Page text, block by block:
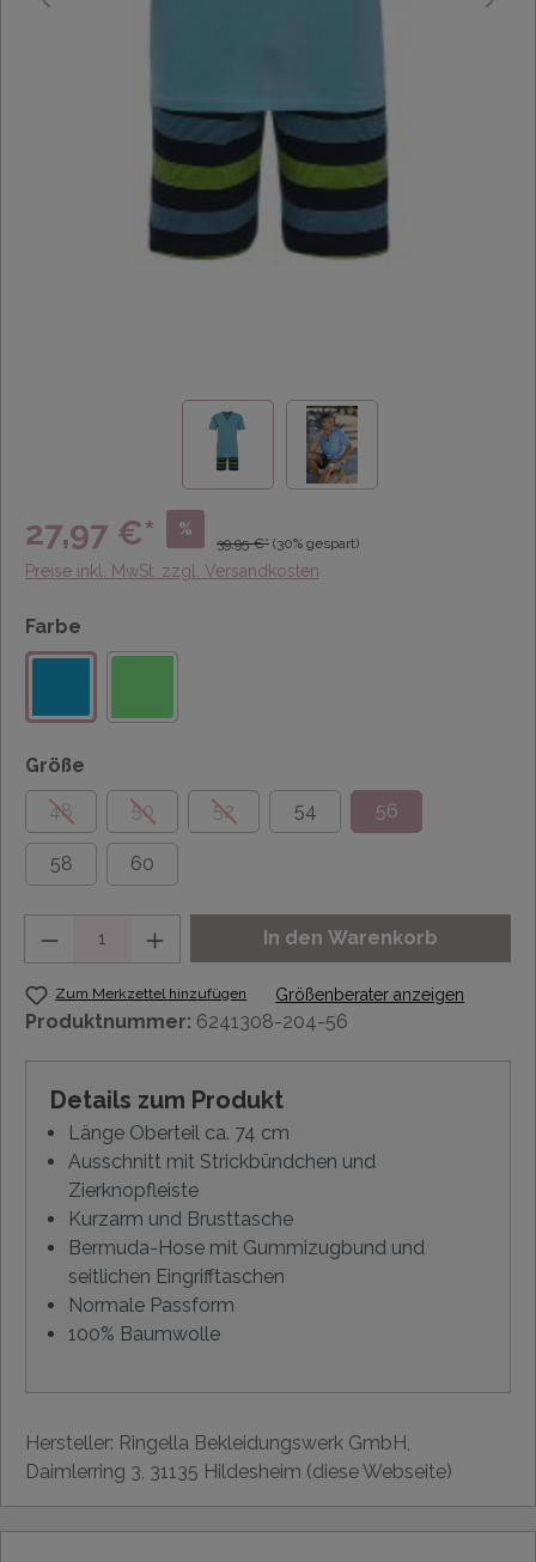
27,97 €* %
39,95 €* (30% gespart)
Preise inkl. MwSt. zzgl. Versandkosten
Farbe
Größe
48
50 52 54 56
58 60
In den Warenkorb
Zum Merkzettel hinzufügen Größenberater anzeigen
Produktnummer: 6241308-204-56
Details zum Produkt
Länge Oberteil ca. 74 cm
Ausschnitt mit Strickbündchen und
Zierknopfleiste
Kurzarm und Brusttasche
Bermuda-Hose mit Gummizugbund und
seitlichen Eingrifftaschen
Normale Passform
100% Baumwolle
Hersteller: Ringella Bekleidungswerk GmbH,
Daimlerring 3, 31135 Hildesheim (diese Webseite)